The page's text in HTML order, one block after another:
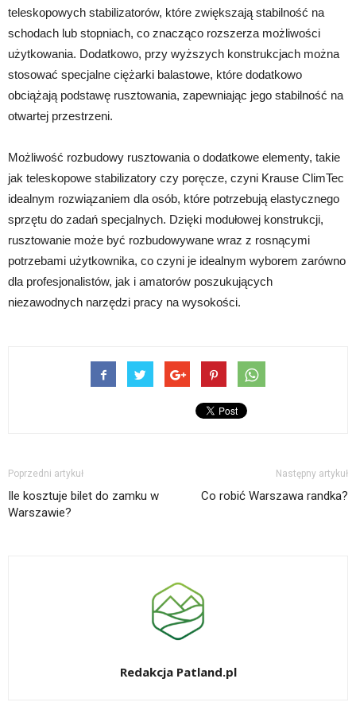
teleskopowych stabilizatorów, które zwiększają stabilność na
schodach lub stopniach, co znacząco rozszerza możliwości
użytkowania. Dodatkowo, przy wyższych konstrukcjach można
stosować specjalne ciężarki balastowe, które dodatkowo
obciążają podstawę rusztowania, zapewniając jego stabilność na
otwartej przestrzeni.
Możliwość rozbudowy rusztowania o dodatkowe elementy, takie
jak teleskopowe stabilizatory czy poręcze, czyni Krause ClimTec
idealnym rozwiązaniem dla osób, które potrzebują elastycznego
sprzętu do zadań specjalnych. Dzięki modułowej konstrukcji,
rusztowanie może być rozbudowywane wraz z rosnącymi
potrzebami użytkownika, co czyni je idealnym wyborem zarówno
dla profesjonalistów, jak i amatorów poszukujących
niezawodnych narzędzi pracy na wysokości.
Poprzedni artykuł
Ile kosztuje bilet do zamku w
Warszawie?
Następny artykuł
Co robić Warszawa randka?
Redakcja Patland.pl